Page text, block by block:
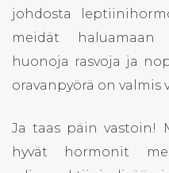
johdosta
meidät haluamaan
huonoja rasvoja ja
oravanpyörä on valmis
Ja taas päin vastoin!
hyvät hormonit